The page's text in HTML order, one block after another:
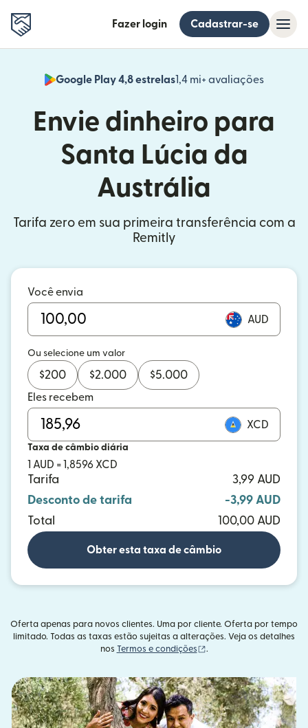
Fazer login Cadastrar-se
Google Play 4,8 estrelas1,4 mi+ avaliações
(abre
Envie dinheiro para
Santa Lúcia da
Austrália
Tarifa zero em sua primeira transferência com a
Remitly
Você envia
AUD
Ou selecione um valor
$200 $2.000 $5.000
Eles recebem
XCD
Taxa de câmbio diária
1 AUD = 1,8596 XCD
Tarifa
3,99 AUD
Desconto de tarifa
-3,99 AUD
Total
100,00 AUD
Obter esta taxa de câmbio
Oferta apenas para novos clientes. Uma por cliente. Oferta por tempo
limitado. Todas as taxas estão sujeitas a alterações. Veja os detalhes
nos Termos e condições (abre em uma nova
.